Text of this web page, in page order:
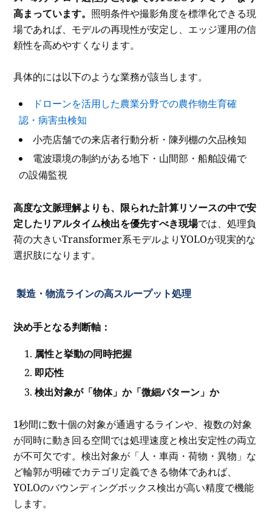
高まっています。 照明条件や撮影角度を標準化できる現
場であれば、モデルの再現性が安定し、エッジ運用の信
頼性を高めやすくなります。
具体的には以下のような業務が該当します。
ドローンを活用した農業分野での農作物生育確
認・病害虫検知
小売店舗での来店者行動分析・陳列棚の欠品検知
電波環境の制約がある地下・山間部・船舶設備で
の設備監視
高度な文脈理解よりも、限られた計算リソースの中で安
定したリアルタイム検出を優先すべき現場では、処理負
荷の大きいTransformer系モデルよりYOLOが現実的な
選択肢になります。
製造・物流ラインの高スループット処理
決め手となる判断軸：
属性と挙動の同時把握
即応性
検出対象が「物体」か「微細パターン」か
1秒間に数十個の対象が通過するラインや、複数の対象
が同時に動き回る空間では処理速度と検出安定性の両立
が不可欠です。検出対象が「人・車両・荷物・異物」な
ど輪郭が明確でカテゴリ定義できる物体であれば、
YOLOのバウンディングボックス検出が高い精度で機能
します。